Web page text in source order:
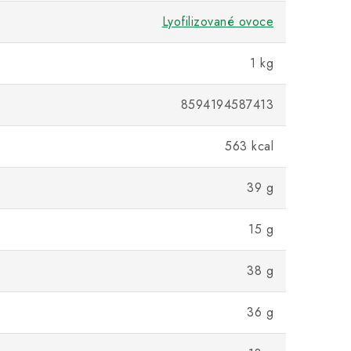
Lyofilizované ovoce
1 kg
8594194587413
563 kcal
39 g
15 g
38 g
36 g